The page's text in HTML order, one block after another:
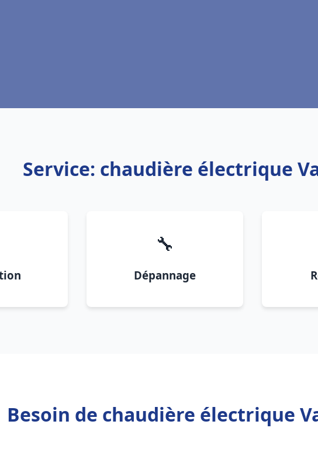
Service: chaudière électrique
🔧
Dépannage
Besoin de chaudière électrique